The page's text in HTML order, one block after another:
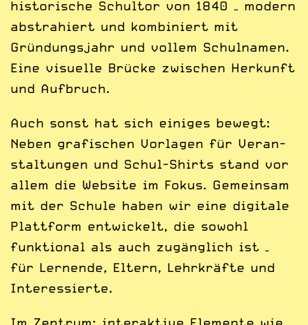
historische Schultor von 1840 – modern
abstrahiert und kombiniert mit
Gründungs­jahr und vollem Schulnamen.
Eine visuelle Brücke zwischen Herkunft
und Aufbruch.
Auch sonst hat sich einiges bewegt:
Neben grafischen Vorlagen für Veran­
staltungen und Schul-Shirts stand vor
allem die Website im Fokus. Gemeinsam
mit der Schule haben wir eine digitale
Platt­form entwickelt, die sowohl
funktional als auch zugänglich ist –
für Lernende, Eltern, Lehr­kräfte und
Interessierte.